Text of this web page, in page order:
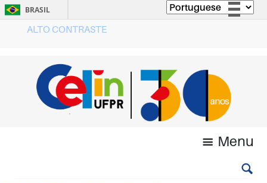
BRASIL
Acesso à informação
Legislação
Canais
ALTO CONTRASTE
Menu